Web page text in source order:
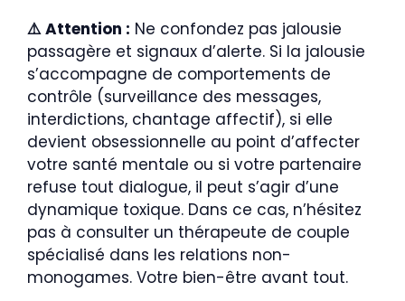
⚠️ Attention : Ne confondez pas jalousie
passagère et signaux d’alerte. Si la jalousie
s’accompagne de comportements de
contrôle (surveillance des messages,
interdictions, chantage affectif), si elle
devient obsessionnelle au point d’affecter
votre santé mentale ou si votre partenaire
refuse tout dialogue, il peut s’agir d’une
dynamique toxique. Dans ce cas, n’hésitez
pas à consulter un thérapeute de couple
spécialisé dans les relations non-
monogames. Votre bien-être avant tout.